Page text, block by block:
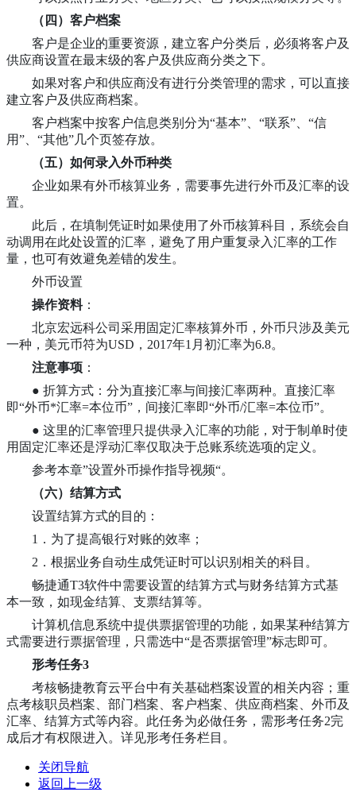
（四） 客户档案
客户是企业的重要资源，建立客户分类后，必须将客户及
供应商设置在最末级的客户及供应商分类之下。
如果对客户和供应商没有进行分类管理的需求，可以直接
建立客户及供应商档案。
客户档案中按客户信息类别分为“基本”、“联系”、“信
用”、“其他”几个页签存放。
（五） 如何录入外币种类
企业如果有外币核算业务，需要事先进行外币及汇率的设
置。
此后，在填制凭证时如果使用了外币核算科目，系统会自
动调用在此处设置的汇率，避免了用户重复录入汇率的工作
量，也可有效避免差错的发生。
外币设置
操作资料：
北京宏远科公司采用固定汇率核算外币，外币只涉及美元
一种，美元币符为USD，2017年1月初汇率为6.8。
注意事项 ：
● 折算方式：分为直接汇率与间接汇率两种。直接汇率
即“外币*汇率=本位币”，间接汇率即“外币/汇率=本位币”。
● 这里的汇率管理只提供录入汇率的功能，对于制单时使
用固定汇率还是浮动汇率仅取决于总账系统选项的定义。
参考本章”设置外币操作指导视频“。
（六） 结算方式
设置结算方式的目的：
1．为了提高银行对账的效率；
2．根据业务自动生成凭证时可以识别相关的科目。
畅捷通T3软件中需要设置的结算方式与财务结算方式基
本一致，如现金结算、支票结算等。
计算机信息系统中提供票据管理的功能，如果某种结算方
式需要进行票据管理，只需选中“是否票据管理”标志即可。
形考任务3
考核畅捷教育云平台中有关基础档案设置的相关内容；重
点考核职员档案、部门档案、客户档案、供应商档案、外币及
汇率、结算方式等内容。此任务为必做任务，需形考任务2完
成后才有权限进入。详见形考任务栏目。
关闭导航
返回上一级